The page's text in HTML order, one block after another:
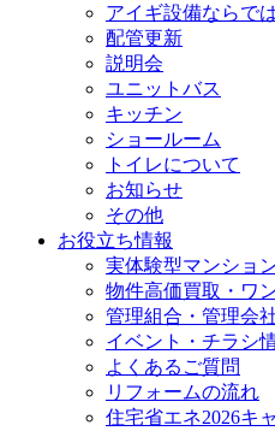
アイギ設備ならで
配管更新
説明会
ユニットバス
キッチン
ショールーム
トイレについて
お知らせ
その他
お役立ち情報
実体験型マンショ
物件高価買取・ワ
管理組合・管理会
イベント・チラシ
よくあるご質問
リフォームの流れ
住宅省エネ2026キ